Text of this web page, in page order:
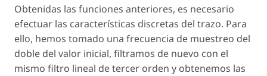
Obtenidas las funciones anteriores, es necesario
efectuar las características discretas del trazo. Para
ello, hemos tomado una frecuencia de muestreo del
doble del valor inicial, filtramos de nuevo con el
mismo filtro lineal de tercer orden y obtenemos las